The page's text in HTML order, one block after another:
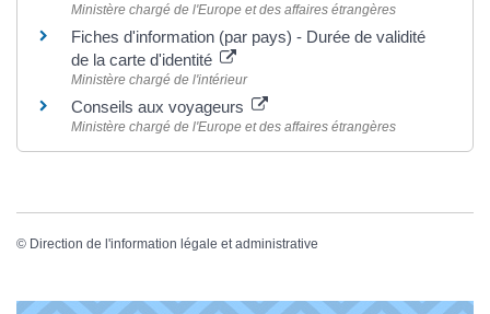
Ministère chargé de l'Europe et des affaires étrangères
Fiches d'information (par pays) - Durée de validité
de la carte d'identité
Ministère chargé de l'intérieur
Conseils aux voyageurs
Ministère chargé de l'Europe et des affaires étrangères
© Direction de l'information légale et administrative